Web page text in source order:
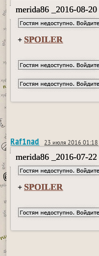
merida86 _2016-08-20
+ SPOILER
Raf1nad 23 июля 2016 01:18
merida86 _2016-07-22
+ SPOILER